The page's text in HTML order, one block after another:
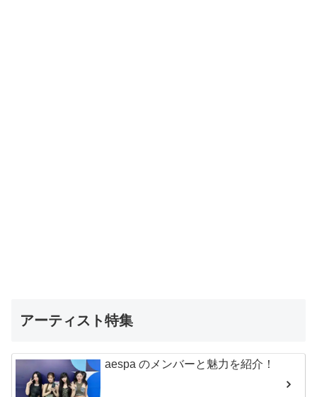
アーティスト特集
aespa のメンバーと魅力を紹介！